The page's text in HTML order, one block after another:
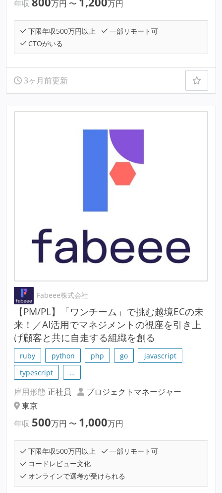
年収
万円 〜 万円
下限年収500万円以上
一部リモート可
CTOがいる
3ヶ月前更新
Fabeee株式会社
【PM/PL】「ワンチーム」で挑む越境ECの未
来！／AI活用でマネジメントの視座を引き上
げ顧客と共に自走する組織を創る
ruby python php go
javascript
typescript
…
雇用形態 正社員
プロジェクトマネージャー
東京
年収 500万円 〜 1,000万円
下限年収500万円以上
一部リモート可
コードレビュー文化
オンラインで選考が受けられる